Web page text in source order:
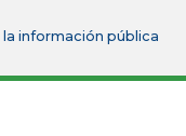
información pública